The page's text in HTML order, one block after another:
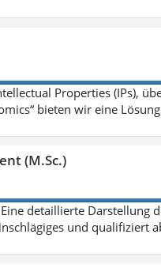
Properties (IPs),
bieten wir eine
(M.Sc.)
detaillierte Darstellung
und qualifiziert